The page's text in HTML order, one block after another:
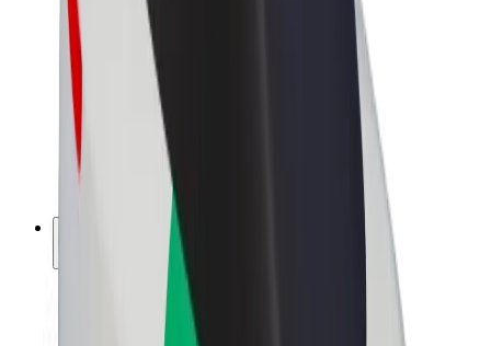
Sofőr kereset
Futár kereset
Bolt Food kereskedők
Franchise-ok